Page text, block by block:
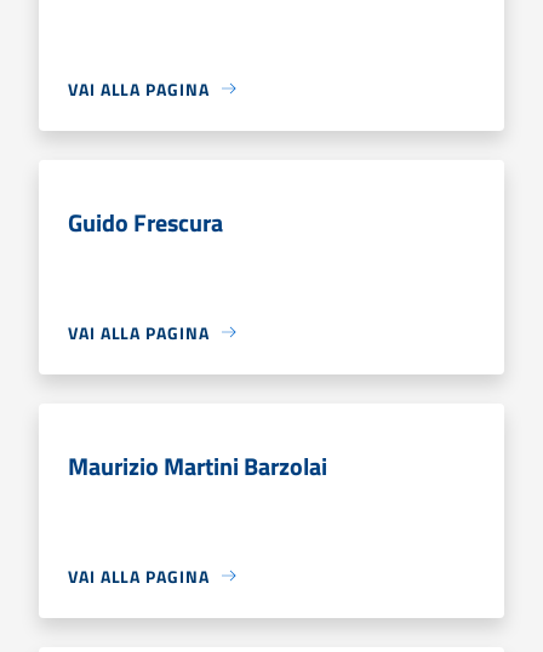
VAI ALLA PAGINA
Guido Frescura
VAI ALLA PAGINA
Maurizio Martini Barzolai
VAI ALLA PAGINA